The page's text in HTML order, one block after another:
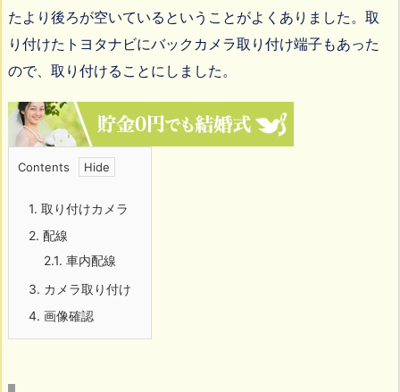
たより後ろが空いているということがよくありました。取
り付けたトヨタナビにバックカメラ取り付け端子もあった
ので、取り付けることにしました。
Contents
1. 取り付けカメラ
2. 配線
2.1. 車内配線
3. カメラ取り付け
4. 画像確認